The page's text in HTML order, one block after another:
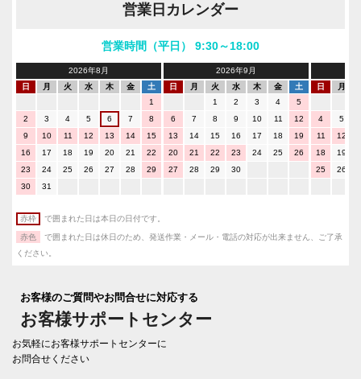
営業日カレンダー
営業時間（平日） 9:30～18:00
2026年8月
日
月 火 水 木 金
土
1
2
3 4 5 6 7
8
9
10 11 12 13 14
15
16
17 18 19 20 21
22
23
24 25 26 27 28
29
30
31
2026年9月
日
月 火 水 木 金
土
1
2 3 4
5
6
7 8 9 10 11
12
13
14 15 16 17 18
19
20
21 22 23 24 25
26
27
28 29 30
日 月
4 5
11
12
18
19
25
26
赤枠 で囲まれた日は本日の日付です。
赤色
で囲まれた日は休日のため、発送作業・メール・電話の対応が出来ません、ご了承
ください。
お客様のご質問やお問合せに対応する
お客様サポートセンター
お気軽にお客様サポートセンターに
お問合せください